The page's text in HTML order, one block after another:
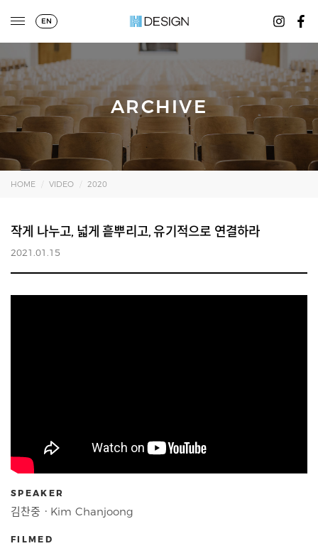
EN
ARCHIVE
HOME VIDEO 2020
작게 나누고, 넓게 흩뿌리고, 유기적으로 연결하라
2021.01.15
SPEAKER
김찬중ㆍKim Chanjoong
FILMED